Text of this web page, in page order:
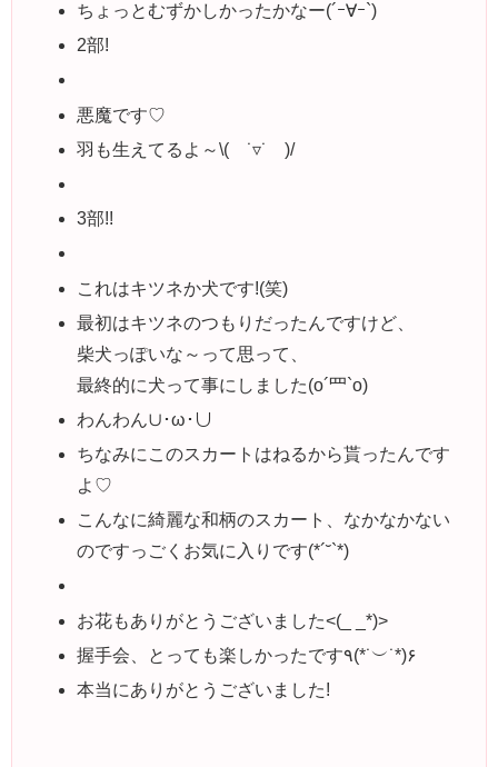
ちょっとむずかしかったかなー(´ｰ∀ｰ`)
2部!
悪魔です♡
羽も生えてるよ～\( ˙▿˙ )/
3部!!
これはキツネか犬です!(笑)
最初はキツネのつもりだったんですけど、
柴犬っぽいな～って思って、
最終的に犬って事にしました(o´罒`o)
わんわん∪･ω･∪
ちなみにこのスカートはねるから貰ったんです
よ♡
こんなに綺麗な和柄のスカート、なかなかない
のですっごくお気に入りです(*´˘`*)
お花もありがとうございました<(_ _*)>
握手会、とっても楽しかったです٩(*˙︶˙*)۶
本当にありがとうございました!